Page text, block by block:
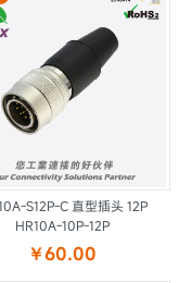
S12P-C 直型插头 12P
HR10A-10P-12P
￥60.00